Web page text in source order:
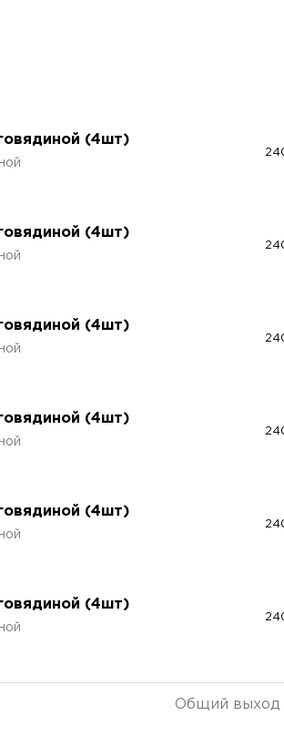
(4шт)
(4шт)
(4шт)
(4шт)
(4шт)
(4шт)
Общий выход